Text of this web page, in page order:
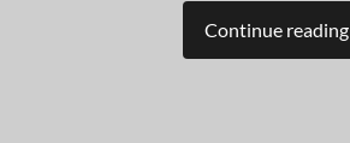
Continue reading